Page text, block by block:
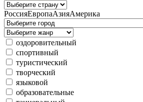
РоссияЕвропаАзияАмерика
оздоровительный
спортивный
туристический
творческий
языковой
образовательные